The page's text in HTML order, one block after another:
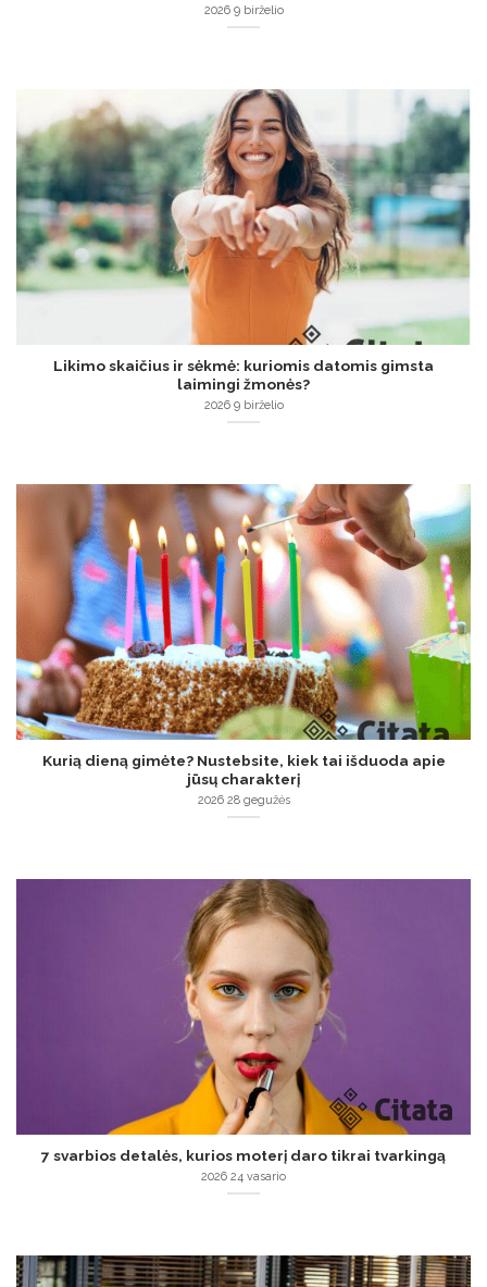
2026 9 birželio
Likimo skaičius ir sėkmė: kuriomis datomis gimsta
laimingi žmonės?
2026 9 birželio
Kurią dieną gimėte? Nustebsite, kiek tai išduoda apie
jūsų charakterį
2026 28 gegužės
7 svarbios detalės, kurios moterį daro tikrai tvarkingą
2026 24 vasario